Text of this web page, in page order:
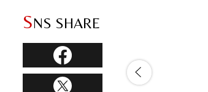
SNS SHARE